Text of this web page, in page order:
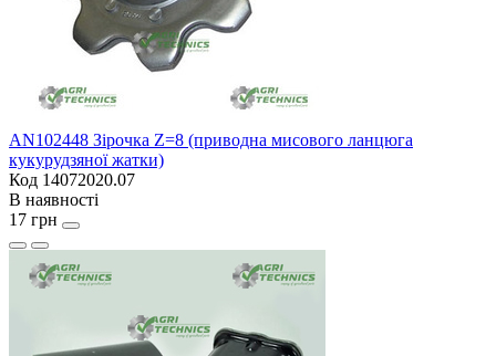
AN102448 Зірочка Z=8 (приводна мисового ланцюга
кукурудзяної жатки)
Код 14072020.07
В наявності
17 грн